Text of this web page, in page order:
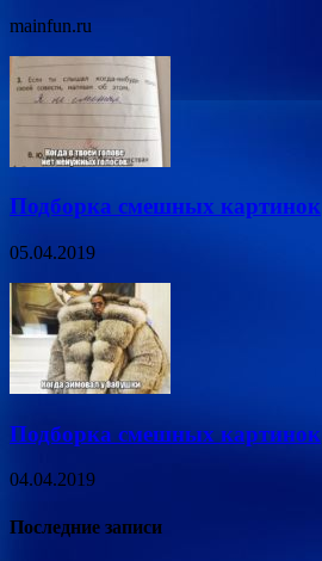
mainfun.ru
Подборка смешных картинок
05.04.2019
Подборка смешных картинок
04.04.2019
Последние записи